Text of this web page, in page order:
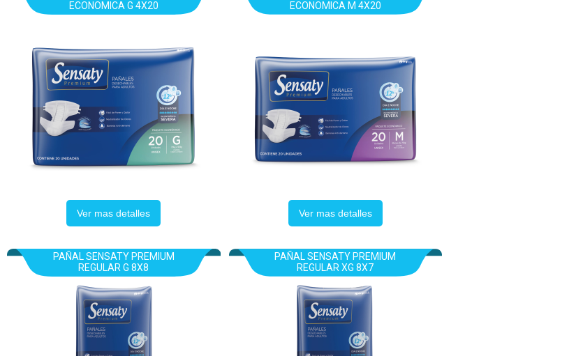
ECONOMICA G 4X20
Ver mas detalles
ECONOMICA M 4X20
Ver mas detalles
PAÑAL SENSATY PREMIUM
REGULAR G 8X8
PAÑAL SENSATY PREMIUM
REGULAR XG 8X7